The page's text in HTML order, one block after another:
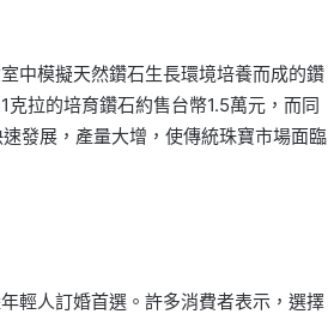
中模擬天然鑽石生長環境培養而成的鑽
拉的培育鑽石約售台幣1.5萬元，而同
發展，產量大增，使傳統珠寶市場面臨
輕人訂婚首選。許多消費者表示，選擇